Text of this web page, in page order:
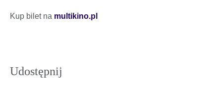
Kup bilet na multikino.pl
Udostępnij